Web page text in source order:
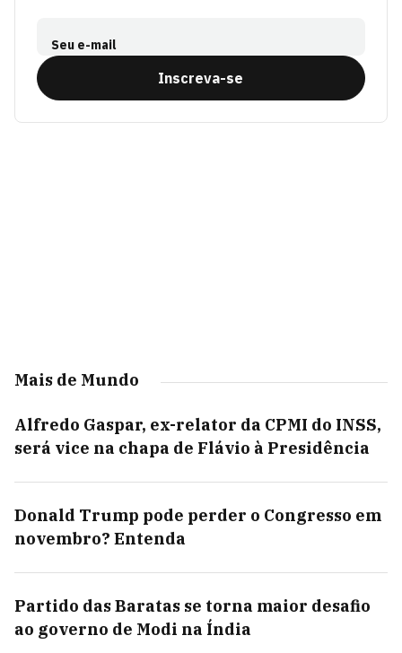
Seu e-mail
Inscreva-se
Mais de Mundo
Alfredo Gaspar, ex-relator da CPMI do INSS,
será vice na chapa de Flávio à Presidência
Donald Trump pode perder o Congresso em
novembro? Entenda
Partido das Baratas se torna maior desafio
ao governo de Modi na Índia